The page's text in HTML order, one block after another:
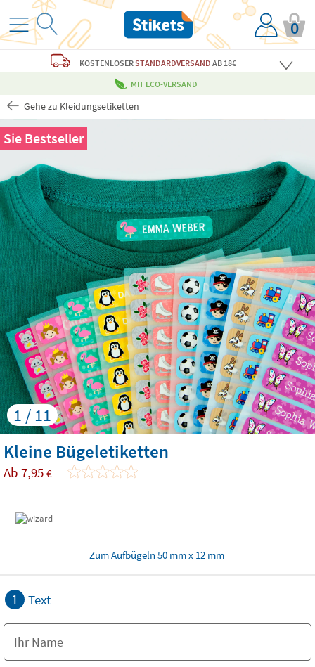
0
KOSTENLOSERSTANDARDVERSAND AB 18€
MIT ECO-VERSAND
Gehe zu Kleidungsetiketten
1 / 11
Sie Bestseller
Kleine Bügeletiketten
Ab 7,95 €
Zum Aufbügeln 50 mm x 12 mm
1 Text